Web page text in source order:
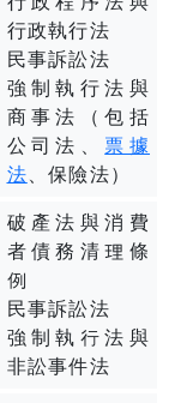
行政執行法
民事訴訟法
強制執行法與
商事法（包括
公司法、 票據
法 、保險法）
破產法與消費
者債務清理條
例
民事訴訟法
強制執行法與
非訟事件法